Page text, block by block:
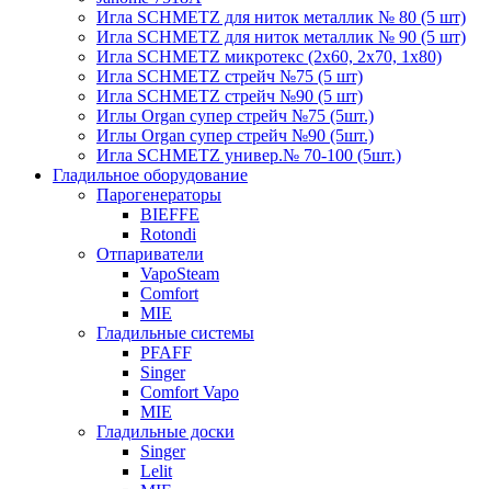
Игла SCHMETZ для ниток металлик № 80 (5 шт)
Игла SCHMETZ для ниток металлик № 90 (5 шт)
Игла SCHMETZ микротекс (2х60, 2х70, 1х80)
Игла SCHMETZ стрейч №75 (5 шт)
Игла SCHMETZ стрейч №90 (5 шт)
Иглы Organ супер стрейч №75 (5шт.)
Иглы Organ супер стрейч №90 (5шт.)
Игла SCHMETZ универ.№ 70-100 (5шт.)
Гладильное оборудование
Парогенераторы
BIEFFE
Rotondi
Отпариватели
VapoSteam
Comfort
MIE
Гладильные системы
PFAFF
Singer
Comfort Vapo
MIE
Гладильные доски
Singer
Lelit